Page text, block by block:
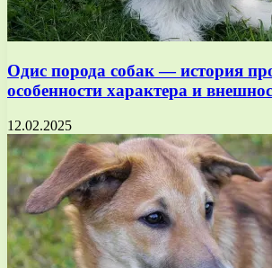
Одис порода собак — история
особенности характера и
12.02.2025